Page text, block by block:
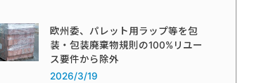
欧州委、パレット用ラップ等を包
装・包装廃棄物規則の100%リユー
ス要件から除外
2026/3/19